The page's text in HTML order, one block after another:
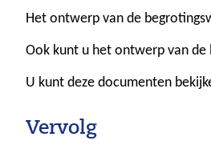
Het ontwerp van de
Ook kunt u het ontwerp van de
U kunt deze documenten
Vervolg